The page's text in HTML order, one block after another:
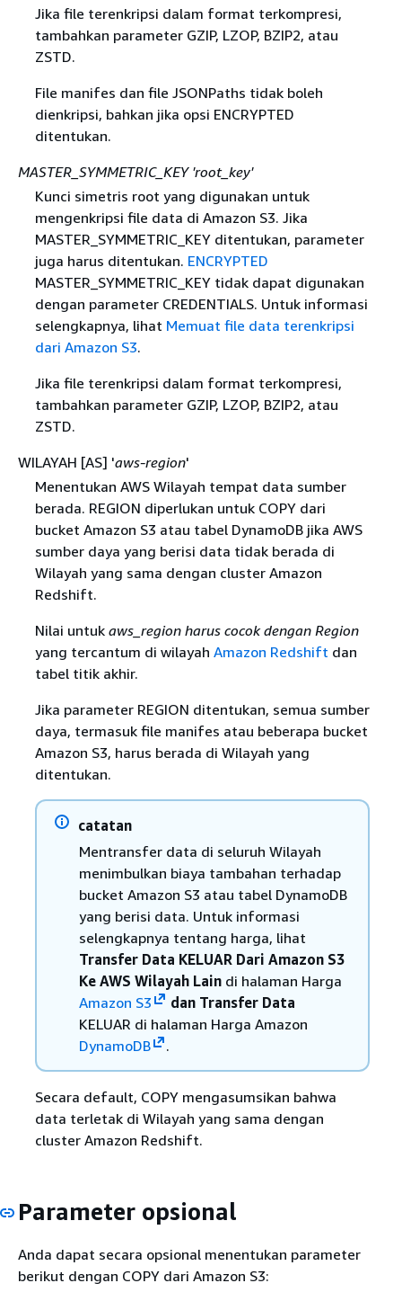
Jika file terenkripsi dalam format terkompresi,
tambahkan parameter GZIP, LZOP, BZIP2, atau
ZSTD.
File manifes dan file JSONPaths tidak boleh
dienkripsi, bahkan jika opsi ENCRYPTED
ditentukan.
MASTER_SYMMETRIC_KEY 'root_key'
Kunci simetris root yang digunakan untuk
mengenkripsi file data di Amazon S3. Jika
MASTER_SYMMETRIC_KEY ditentukan, parameter
juga harus ditentukan. ENCRYPTED
MASTER_SYMMETRIC_KEY tidak dapat digunakan
dengan parameter CREDENTIALS. Untuk informasi
selengkapnya, lihat Memuat file data terenkripsi
dari Amazon S3.
Jika file terenkripsi dalam format terkompresi,
tambahkan parameter GZIP, LZOP, BZIP2, atau
ZSTD.
WILAYAH [AS] 'aws-region'
Menentukan AWS Wilayah tempat data sumber
berada. REGION diperlukan untuk COPY dari
bucket Amazon S3 atau tabel DynamoDB jika AWS
sumber daya yang berisi data tidak berada di
Wilayah yang sama dengan cluster Amazon
Redshift.
Nilai untuk aws_region harus cocok dengan Region
yang tercantum di wilayah Amazon Redshift dan
tabel titik akhir.
Jika parameter REGION ditentukan, semua sumber
daya, termasuk file manifes atau beberapa bucket
Amazon S3, harus berada di Wilayah yang
ditentukan.
catatan
Mentransfer data di seluruh Wilayah
menimbulkan biaya tambahan terhadap
bucket Amazon S3 atau tabel DynamoDB
yang berisi data. Untuk informasi
selengkapnya tentang harga, lihat
Transfer Data KELUAR Dari Amazon S3
Ke AWS Wilayah Laindi halaman Harga
Amazon S3
dan Transfer Data
KELUAR di halaman Harga Amazon
DynamoDB
.
Secara default, COPY mengasumsikan bahwa
data terletak di Wilayah yang sama dengan
cluster Amazon Redshift.
Parameter opsional
Anda dapat secara opsional menentukan parameter
berikut dengan COPY dari Amazon S3: